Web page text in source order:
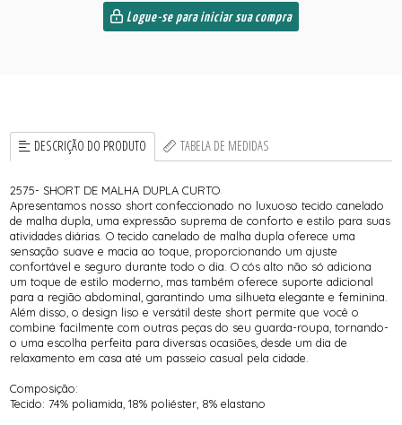
Logue-se para iniciar sua compra
DESCRIÇÃO DO PRODUTO TABELA DE MEDIDAS
2575- SHORT DE MALHA DUPLA CURTO
Apresentamos nosso short confeccionado no luxuoso tecido canelado
de malha dupla, uma expressão suprema de conforto e estilo para suas
atividades diárias. O tecido canelado de malha dupla oferece uma
sensação suave e macia ao toque, proporcionando um ajuste
confortável e seguro durante todo o dia. O cós alto não só adiciona
um toque de estilo moderno, mas também oferece suporte adicional
para a região abdominal, garantindo uma silhueta elegante e feminina.
Além disso, o design liso e versátil deste short permite que você o
combine facilmente com outras peças do seu guarda-roupa, tornando-
o uma escolha perfeita para diversas ocasiões, desde um dia de
relaxamento em casa até um passeio casual pela cidade.
Composição:
Tecido: 74% poliamida, 18% poliéster, 8% elastano